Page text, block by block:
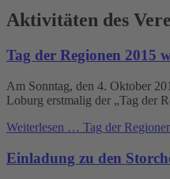
Aktivitäten des
Tag der Regionen 2015
Am Sonntag, den 4. Oktober
Loburg erstmalig der „Tag der
Weiterlesen … Tag der
Einladung zu den